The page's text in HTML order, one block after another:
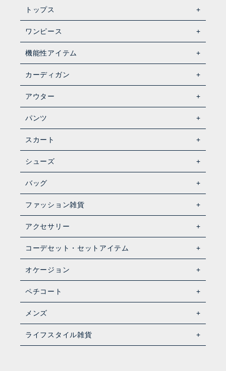
トップス
ワンピース
機能性アイテム
カーディガン
アウター
パンツ
スカート
シューズ
バッグ
ファッション雑貨
アクセサリー
コーデセット・セットアイテム
オケージョン
ペチコート
メンズ
ライフスタイル雑貨